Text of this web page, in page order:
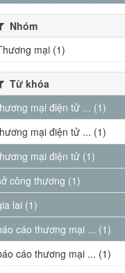
Nhóm
mại (1)
Từ khóa
mại điện tử ... (1)
mại điện tử ... (1)
mại điện tử (1)
công thương (1)
lai (1)
cáo thương mại ... (1)
cáo thương mại ... (1)